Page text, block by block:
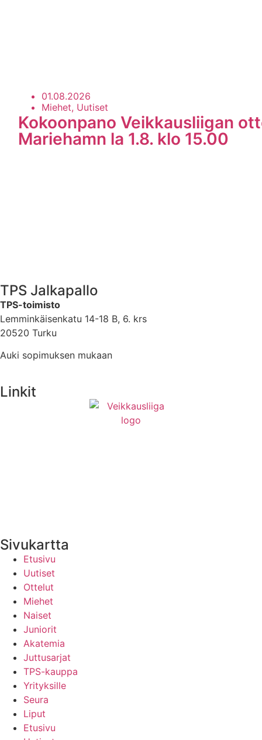
01.08.2026
Miehet, Uutiset
Kokoonpano Veikkausliigan
Mariehamn la 1.8. klo 15.00
TPS Jalkapallo
TPS-toimisto
Lemminkäisenkatu 14-18 B, 6. krs
20520 Turku
Auki sopimuksen mukaan
Linkit
Sivukartta
Etusivu
Uutiset
Ottelut
Miehet
Naiset
Juniorit
Akatemia
Juttusarjat
TPS-kauppa
Yrityksille
Seura
Liput
Etusivu